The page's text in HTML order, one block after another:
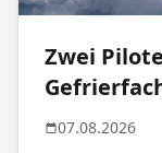
Zwei
07.08.2026